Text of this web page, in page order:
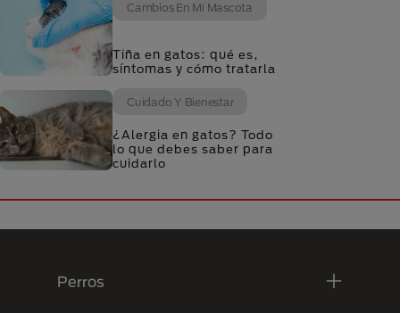
Cambios En Mi Mascota
Tiña en gatos: qué es,
síntomas y cómo tratarla
Cuidado Y Bienestar
¿Alergia en gatos? Todo
lo que debes saber para
cuidarlo
Perros